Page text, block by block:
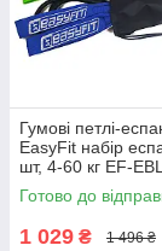
Гумові петлі-
EasyFit набір
шт, 4-60 кг EF-
Готово до
1 029 ₴ 1 496 ₴